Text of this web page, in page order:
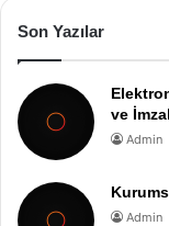
Son Yazılar
ve
Admin
Admin